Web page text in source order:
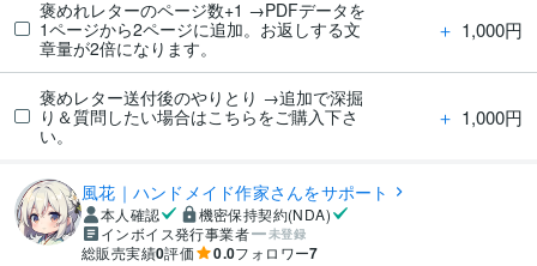
褒めれレターのページ数+1 →PDFデータを
1ページから2ページに追加。お返しする文
章量が2倍になります。
＋ 1,000円
褒めレター送付後のやりとり →追加で深掘
り＆質問したい場合はこちらをご購入下さ
い。
＋ 1,000円
風花｜ハンドメイド作家さんをサポート
本人確認
機密保持契約(NDA)
インボイス発行事業者
未登録
総販売実績0評価 0.0フォロワー7